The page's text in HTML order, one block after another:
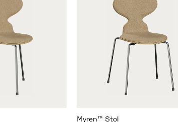
Myren™ Stol